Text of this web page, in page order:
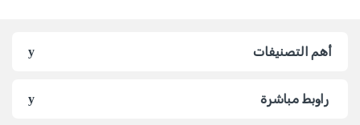
أهم التصنيفات
راوبط مباشرة